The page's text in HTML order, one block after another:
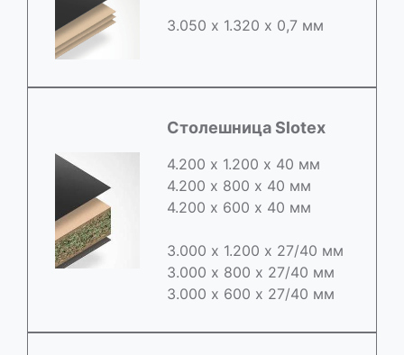
3.050 х 1.320 х 0,7 мм
Столешница Slotex
4.200 х 1.200 х 40 мм
4.200 х 800 х 40 мм
4.200 х 600 х 40 мм
3.000 х 1.200 х 27/40 мм
3.000 х 800 х 27/40 мм
3.000 х 600 х 27/40 мм